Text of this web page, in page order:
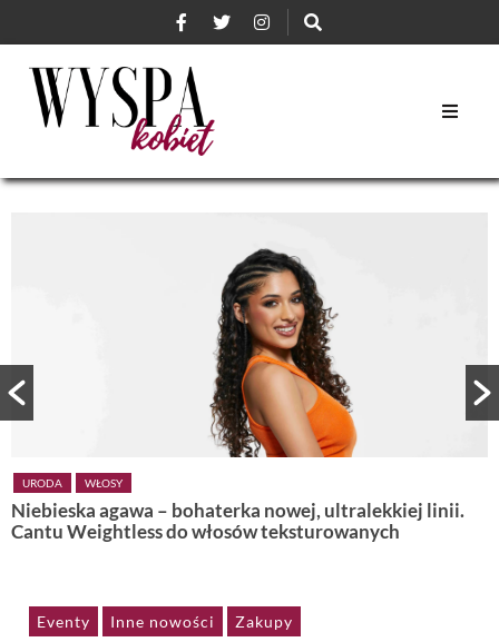
URODA WŁOSY
Niebieska agawa – bohaterka nowej, ultralekkiej linii.
Cantu Weightless do włosów teksturowanych
Eventy Inne nowości Zakupy